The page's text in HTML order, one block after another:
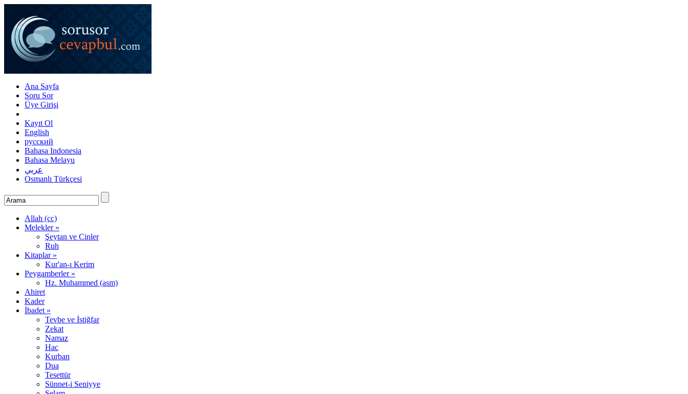
Ana Sayfa
Soru Sor
Üye Girişi
Kayıt Ol
English
русский
Bahasa Indonesia
Bahasa Melayu
عربي
Osmanlı Türkçesi
Allah (cc)
Melekler »
Şeytan ve Cinler
Ruh
Kitaplar »
Kur'an-ı Kerim
Peygamberler »
Hz. Muhammed (asm)
Ahiret
Kader
İbadet »
Tevbe ve İstiğfar
Zekat
Namaz
Hac
Kurban
Dua
Tesettür
Sünnet-i Seniyye